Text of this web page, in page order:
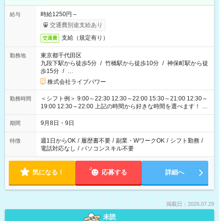
給与
時給1250円～
交通費別途支給あり
交通費 支給（規定有り）
勤務地
東京都千代田区
九段下駅から徒歩5分 / 竹橋駅から徒歩10分 / 神保町駅から徒
歩15分 / …
株式会社ライブパワー
勤務時間
＜シフト例＞ 9:00～22:30 12:30～22:00 15:30～21:00 12:30～
19:00 12:30～22:00 上記の時間から好きな時間を選べます！ ※
時間は変更となる可能性があります
期間 9月8日・9日
特徴 週1日からOK / 履歴書不要 / 副業・WワークOK / シフト勤務 /
電話対応なし / パソコンスキル不要
気になる！ 応募する 詳細へ
掲載日：2026.07.29
未読